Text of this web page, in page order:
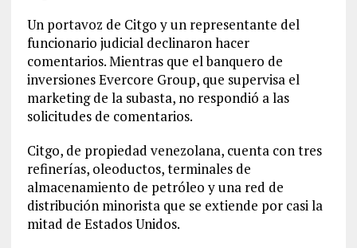
Un portavoz de Citgo y un representante del
funcionario judicial declinaron hacer
comentarios. Mientras que el banquero de
inversiones Evercore Group, que supervisa el
marketing de la subasta, no respondió a las
solicitudes de comentarios.
Citgo, de propiedad venezolana, cuenta con tres
refinerías, oleoductos, terminales de
almacenamiento de petróleo y una red de
distribución minorista que se extiende por casi la
mitad de Estados Unidos.